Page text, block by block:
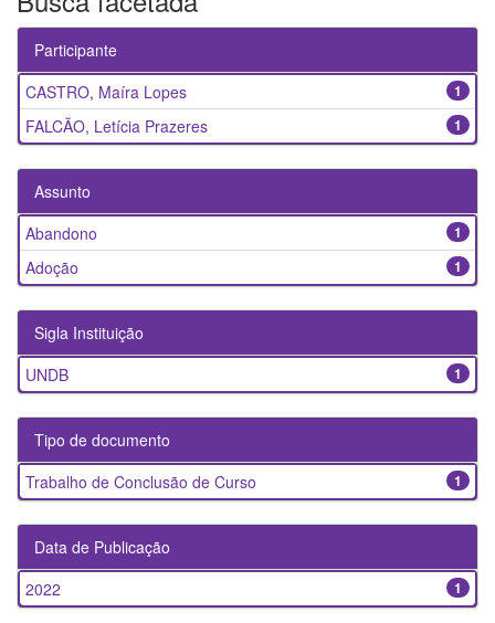
Participante
1
CASTRO, Maíra Lopes
1
FALCÃO, Letícia Prazeres
Assunto
1
Abandono
1
Adoção
Sigla Instituição
1
UNDB
Tipo de documento
1
Trabalho de Conclusão de Curso
Data de Publicação
1
2022